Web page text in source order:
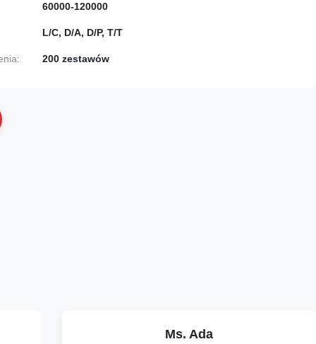
60000-120000
L/C, D/A, D/P, T/T
200 zestawów
Ms. Ada